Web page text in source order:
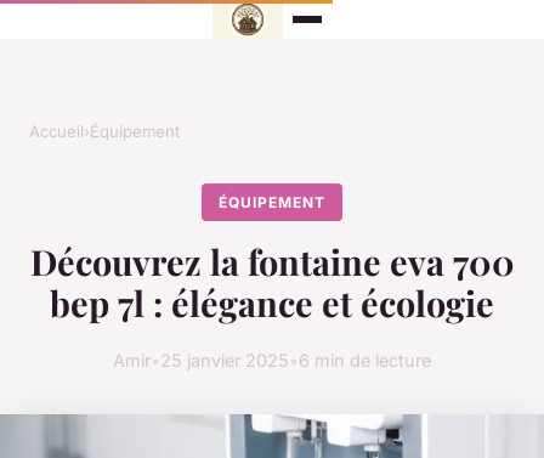
Accueil›Équipement
ÉQUIPEMENT
Découvrez la fontaine eva 700
bep 7l : élégance et écologie
Amir 25 janvier 2025 6 min de lecture